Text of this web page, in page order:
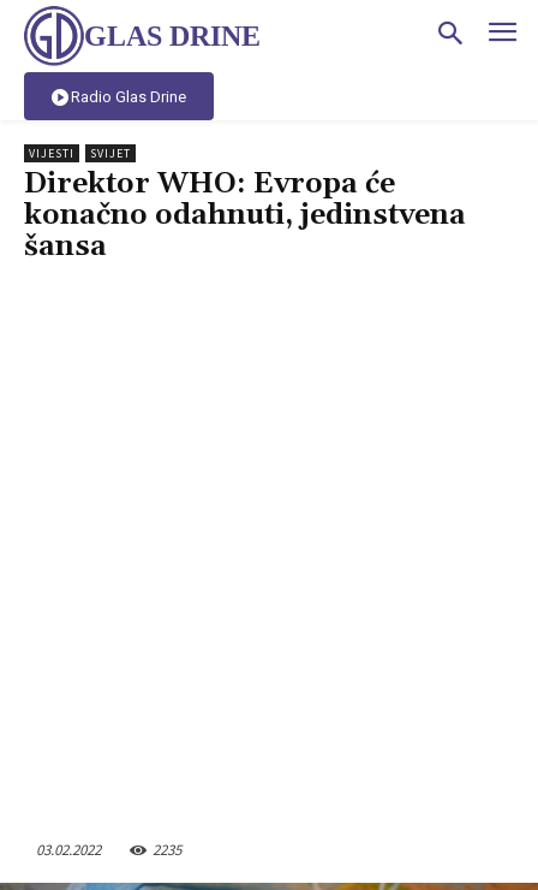
GLAS DRINE
Radio Glas Drine
VIJESTI SVIJET
Direktor WHO: Evropa će
konačno odahnuti, jedinstvena
šansa
03.02.2022 2235